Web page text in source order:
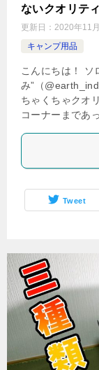
ないクオリテ
更新日： 2020年11
キャンプ用品
こんにちは！ ソ
み”（
ちゃくちゃクオ
コーナーまであ
Tweet